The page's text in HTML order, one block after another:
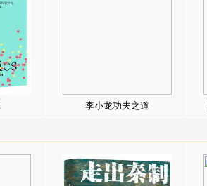
李小龙功夫之道